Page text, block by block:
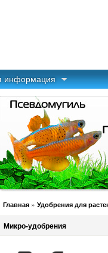
информация
Главная » Удобрения для
Микро-удобрения